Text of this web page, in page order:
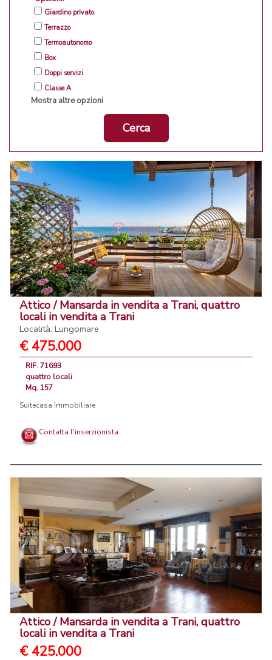
Giardino privato
Terrazzo
Termoautonomo
Box
Doppi servizi
Classe A
Mostra altre opzioni
Cerca
Attico / Mansarda in vendita a Trani, quattro
locali in vendita a Trani
Località: Lungomare
€ 475.000
RIF. 71693
quattro locali
Mq. 157
Suitecasa Immobiliare
Contatta l'inserzionista
Attico / Mansarda in vendita a Trani, quattro
locali in vendita a Trani
€ 425.000